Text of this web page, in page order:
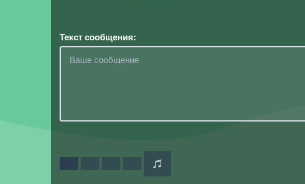
Текст сообщения: